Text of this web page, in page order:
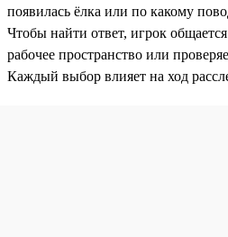
появилась ёлка или по какому
Чтобы найти ответ, игрок
рабочее пространство или
Каждый выбор влияет на ход